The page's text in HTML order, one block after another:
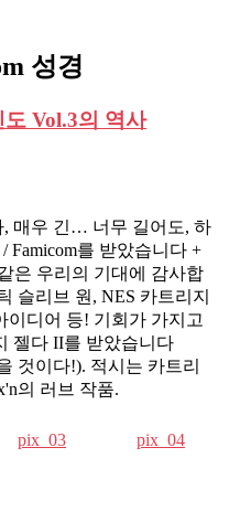
성경
Vol.3의 역사
, 매우 긴… 너무 길어도, 하
Famicom를 받았습니다 +
은 우리의 기대에 감사합
슬리브 원, NES 카트리지
이디어 등! 기회가 가지고
젤다 II를 받았습니다
것이다!). 적시는 카트리
의 러브 작품.
pix_03 pix_04